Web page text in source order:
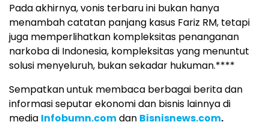
Pada akhirnya, vonis terbaru ini bukan hanya
menambah catatan panjang kasus Fariz RM, tetapi
juga memperlihatkan kompleksitas penanganan
narkoba di Indonesia, kompleksitas yang menuntut
solusi menyeluruh, bukan sekadar hukuman.****
Sempatkan untuk membaca berbagai berita dan
informasi seputar ekonomi dan bisnis lainnya di
media Infobumn.comdan Bisnisnews.com.